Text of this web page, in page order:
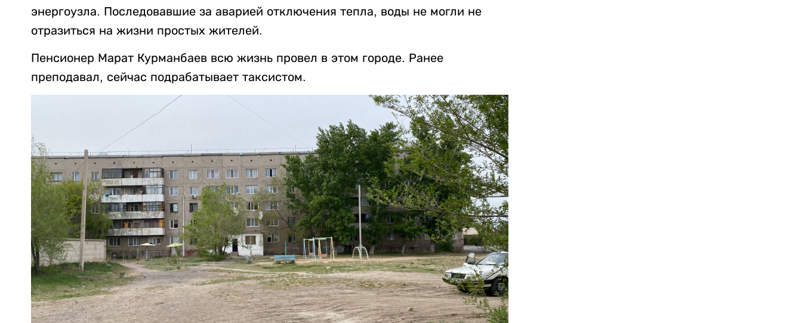
энергоузла. Последовавшие за аварией отключения тепла, воды не могли не
отразиться на жизни простых жителей.
Пенсионер Марат Курманбаев всю жизнь провел в этом городе. Ранее
преподавал, сейчас подрабатывает таксистом.